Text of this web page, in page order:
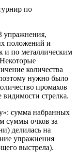
упражнения,
положений и
и по металлическим
количества
нужно было
промахов
стрелка.
сумма набранных
суммы очков за
делилась на
упражнения
выстрела).